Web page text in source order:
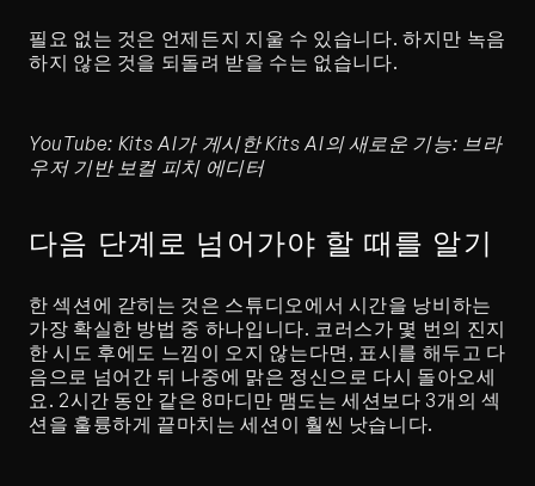
필요 없는 것은 언제든지 지울 수 있습니다. 하지만 녹음
하지 않은 것을 되돌려 받을 수는 없습니다.
YouTube: Kits AI가 게시한 Kits AI의 새로운 기능: 브라
우저 기반 보컬 피치 에디터
다음 단계로 넘어가야 할 때를 알기
한 섹션에 갇히는 것은 스튜디오에서 시간을 낭비하는
가장 확실한 방법 중 하나입니다. 코러스가 몇 번의 진지
한 시도 후에도 느낌이 오지 않는다면, 표시를 해두고 다
음으로 넘어간 뒤 나중에 맑은 정신으로 다시 돌아오세
요. 2시간 동안 같은 8마디만 맴도는 세션보다 3개의 섹
션을 훌륭하게 끝마치는 세션이 훨씬 낫습니다.